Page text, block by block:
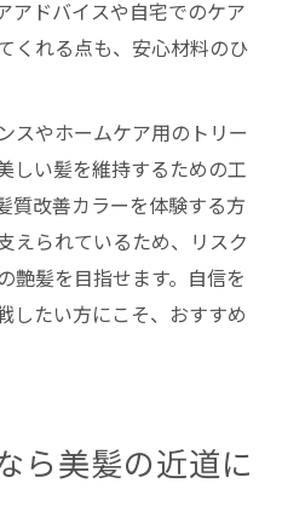
アドバイスや自宅でのケア
くれる点も、安心材料のひ
スやホームケア用のトリー
しい髪を維持するための工
質改善カラーを体験する方
えられているため、リスク
艶髪を目指せます。自信を
したい方にこそ、おすすめ
ら美髪の近道に